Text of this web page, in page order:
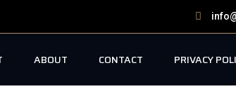
ABOUT CONTACT PRIVACY